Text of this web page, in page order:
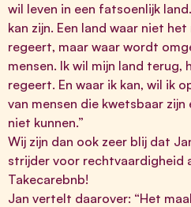
wil leven in een fatsoenlijk
kan zijn. Een land waar niet
regeert, maar waar wordt
mensen. Ik wil mijn land terug,
regeert. En waar ik kan, wil ik
van mensen die kwetsbaar
niet kunnen.”
Wij zijn dan ook zeer blij dat
strijder voor rechtvaardigheid
Takecarebnb!
Jan vertelt daarover: “Het